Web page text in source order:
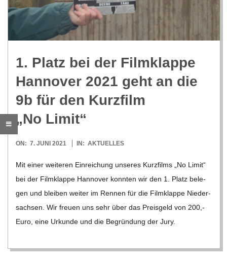
R
E
G
O
L
D
S
C
1. Platz bei der Film­klappe
Han­no­ver 2021 geht an die
9b für den Kurz­film
„No Limit“
2021-
ON: 7. JUNI 2021 IN: AKTUELLES
Mit einer wei­te­ren Ein­rei­chung unse­res Kurz­films „No Limit“
bei der Film­klappe Han­no­ver konn­ten wir den 1. Platz bele­
gen und blei­ben wei­ter im Ren­nen für die Film­klappe Nie­der­
sach­sen. Wir freuen uns sehr über das Preis­geld von 200,-
Euro, eine Urkunde und die Begrün­dung der Jury.